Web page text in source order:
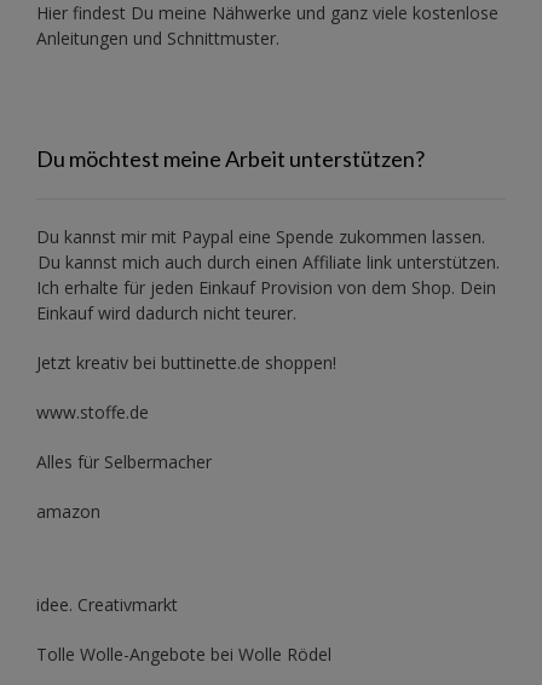
Hier findest Du meine Nähwerke und ganz viele kostenlose
Anleitungen und Schnittmuster.
Du möchtest meine Arbeit unterstützen?
Du kannst mir mit Paypal eine Spende zukommen lassen.
Du kannst mich auch durch einen Affiliate link unterstützen.
Ich erhalte für jeden Einkauf Provision von dem Shop. Dein
Einkauf wird dadurch nicht teurer.
Jetzt kreativ bei buttinette.de shoppen!
www.stoffe.de
Alles für Selbermacher
amazon
idee. Creativmarkt
Tolle Wolle-Angebote bei Wolle Rödel